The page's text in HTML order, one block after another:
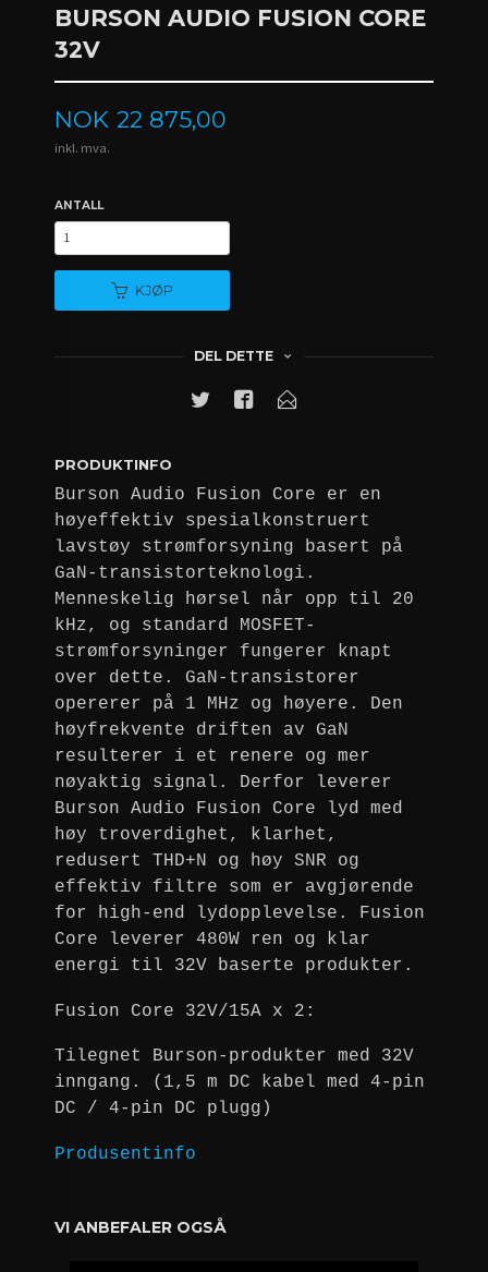
BURSON AUDIO FUSION CORE
32V
Pris
NOK 22 875,00
inkl. mva.
ANTALL
KJØP
DEL DETTE
PRODUKTINFO
Burson Audio Fusion Core er en
høyeffektiv spesialkonstruert
lavstøy strømforsyning basert på
GaN-transistorteknologi.
Menneskelig hørsel når opp til 20
kHz, og standard MOSFET-
strømforsyninger fungerer knapt
over dette. GaN-transistorer
opererer på 1 MHz og høyere. Den
høyfrekvente driften av GaN
resulterer i et renere og mer
nøyaktig signal. Derfor leverer
Burson Audio Fusion Core lyd med
høy troverdighet, klarhet,
redusert THD+N og høy SNR og
effektiv filtre som er avgjørende
for high-end lydopplevelse. Fusion
Core leverer 480W ren og klar
energi til 32V baserte produkter.
Fusion Core 32V/15A x 2:
Tilegnet Burson-produkter med 32V
inngang. (1,5 m DC kabel med 4-pin
DC / 4-pin DC plugg)
Produsentinfo
VI ANBEFALER OGSÅ